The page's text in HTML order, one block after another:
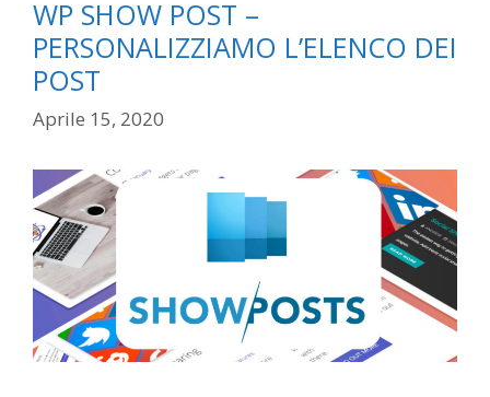
WP SHOW POST –
PERSONALIZZIAMO L’ELENCO DEI
POST
Aprile 15, 2020